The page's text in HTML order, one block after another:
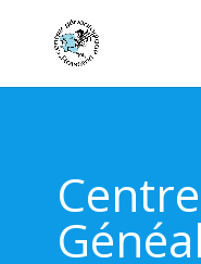
Centre